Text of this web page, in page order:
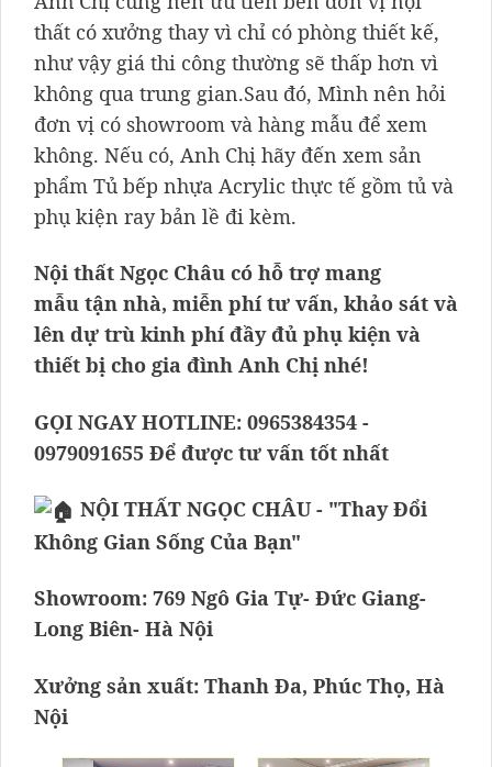
thất có xưởng thay vì chỉ có phòng thiết kế,
như vậy giá thi công thường sẽ thấp hơn vì
không qua trung gian.Sau đó, Mình nên hỏi
đơn vị có showroom và hàng mẫu để xem
không. Nếu có, Anh Chị hãy đến xem sản
phẩm Tủ bếp nhựa Acrylic thực tế gồm tủ và
phụ kiện ray bản lề đi kèm.
Nội thất Ngọc Châu có hỗ trợ mang
mẫu tận nhà, miễn phí tư vấn, khảo sát và
lên dự trù kinh phí đầy đủ phụ kiện và
thiết bị cho gia đình Anh Chị nhé!
GỌI NGAY HOTLINE: 0965384354 -
0979091655 Để được tư vấn tốt nhất
NỘI THẤT NGỌC CHÂU - "Thay Đổi
Không Gian Sống Của Bạn"
Showroom: 769 Ngô Gia Tự- Đức Giang-
Long Biên- Hà Nội
Xưởng sản xuất: Thanh Đa, Phúc Thọ, Hà
Nội